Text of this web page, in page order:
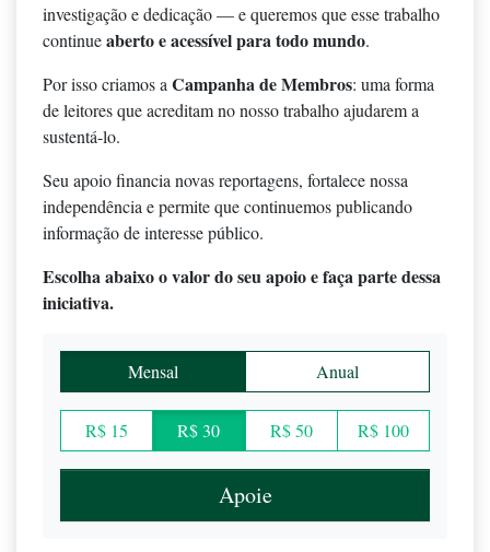
investigação e dedicação — e queremos que esse trabalho
continueaberto e acessível para todo mundo.
Por isso criamos a Campanha de Membros: uma forma
de leitores que acreditam no nosso trabalho ajudarem a
sustentá-lo.
Seu apoio financia novas reportagens, fortalece nossa
independência e permite que continuemos publicando
informação de interesse público.
Escolha abaixo o valor do seu apoio e faça parte dessa
iniciativa.
Mensal Anual
R$ 15 R$ 30 R$ 50 R$ 100
Apoie